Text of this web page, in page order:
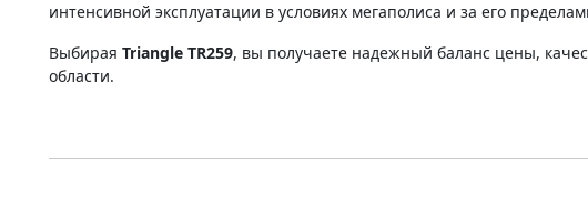
интенсивной эксплуатации в условиях мегаполиса и за его
Выбирая Triangle TR259, вы получаете надежный баланс цены,
области.